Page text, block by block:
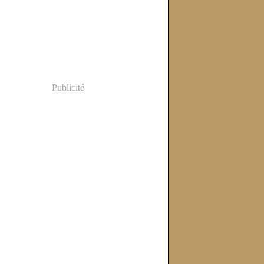
Publicité